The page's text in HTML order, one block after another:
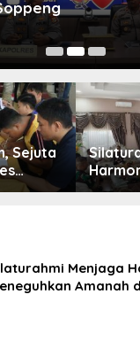
Sejuta
Menjaga
Amanah